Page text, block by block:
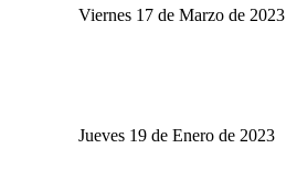
Viernes 17 de Marzo de 2023
Jueves 19 de Enero de 2023